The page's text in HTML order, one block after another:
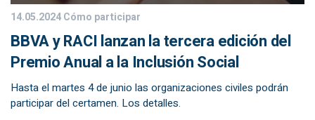
14.05.2024Cómo participar
BBVA y RACI lanzan la tercera edición del
Premio Anual a la Inclusión Social
Hasta el martes 4 de junio las organizaciones civiles podrán
participar del certamen. Los detalles.